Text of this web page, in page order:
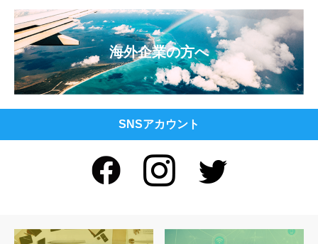
海外企業の方へ
SNSアカウント